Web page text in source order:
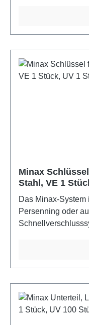
Bootsdeck. Durch
benötigt.Farbe:
Minax
Stahl, VE 1
Das Minax-
Persenning oder
Bootsdeck. Durch